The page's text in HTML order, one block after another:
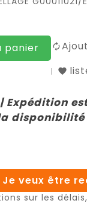
panier
Expédition
Je veux être
sur les